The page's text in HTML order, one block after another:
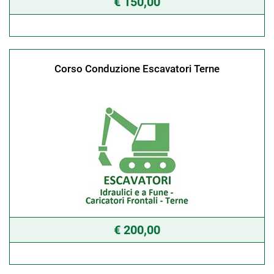
Corso Conduzione Escavatori Terne
€ 200,00